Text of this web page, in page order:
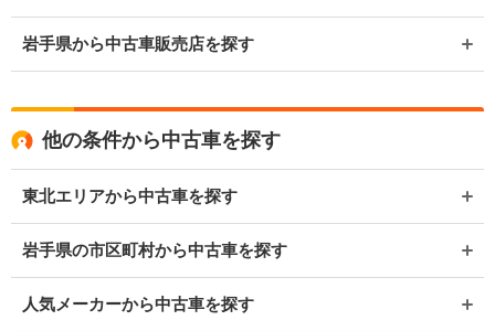
岩手県から中古車販売店を探す
他の条件から中古車を探す
東北エリアから中古車を探す
岩手県の市区町村から中古車を探す
人気メーカーから中古車を探す